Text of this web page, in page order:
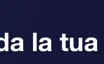
la tua